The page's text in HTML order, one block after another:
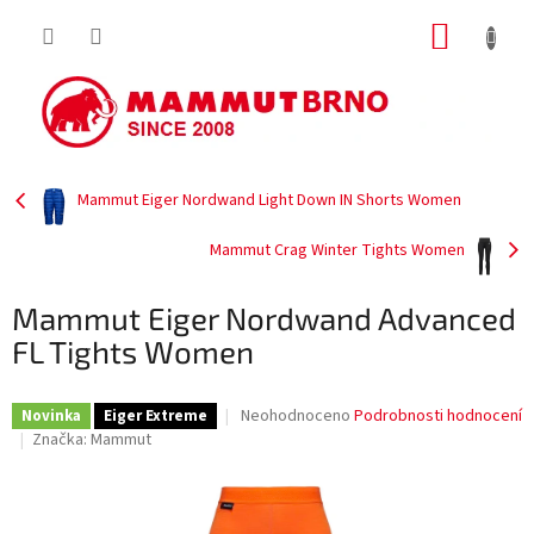
Mammut Eiger Nordwand Light Down IN Shorts Women
Mammut Crag Winter Tights Women
Mammut Eiger Nordwand Advanced
FL Tights Women
Novinka Eiger Extreme
Průměrné
je
0,0
Neohodnoceno Podrobnosti hodnocení
Značka: Mammut